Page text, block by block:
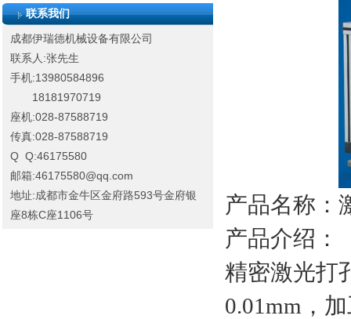
联系我们
成都伊瑞德机械设备有限公司
联系人:张先生
手机:13980584896
18181970719
座机:028-87588719
传真:028-87588719
Q Q:46175580
邮箱:46175580@qq.com
地址:成都市金牛区金府路593号金府银
座8栋C座1106号
产品名称：
产品介绍：
精密激光打
0.01mm，